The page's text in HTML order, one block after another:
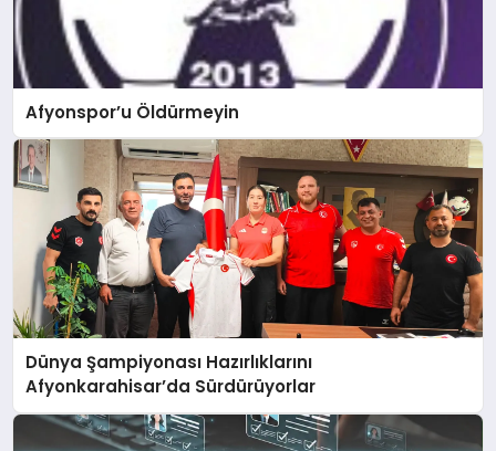
Afyonspor’u Öldürmeyin
Dünya Şampiyonası Hazırlıklarını
Afyonkarahisar’da Sürdürüyorlar